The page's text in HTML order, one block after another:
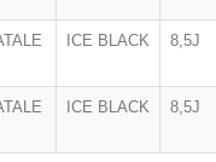
ICE BLACK 8,5J
ICE BLACK 8,5J